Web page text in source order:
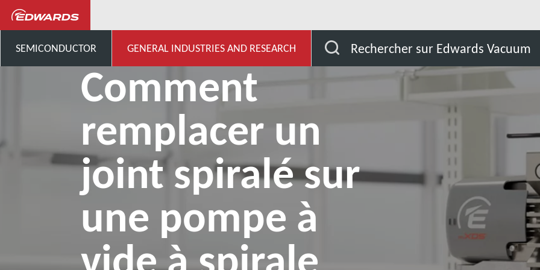
SEMICONDUCTOR GENERAL INDUSTRIES AND RESEARCH Rechercher sur Edwards Vacuum
Comment
remplacer un
joint spiralé sur
une pompe à